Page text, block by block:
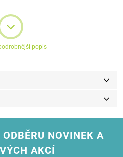
popis
NOVINEK A
AKCÍ